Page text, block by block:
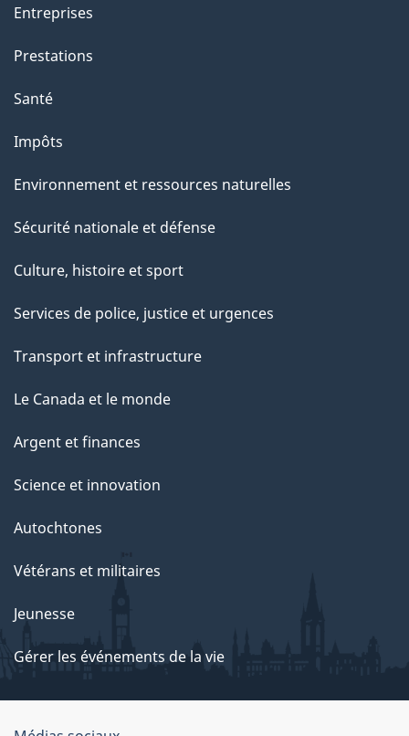
Entreprises
Prestations
Santé
Impôts
Environnement et ressources naturelles
Sécurité nationale et défense
Culture, histoire et sport
Services de police, justice et urgences
Transport et infrastructure
Le Canada et le monde
Argent et finances
Science et innovation
Autochtones
Vétérans et militaires
Jeunesse
Gérer les événements de la vie